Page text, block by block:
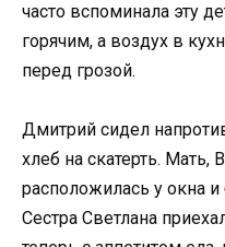
часто вспоминала эту
горячим, а воздух в
перед грозой.
Дмитрий сидел
хлеб на скатерть. Мать,
расположилась у окна и
Сестра Светлана